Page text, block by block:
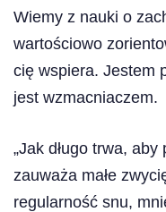
Wiemy z nauki o
wartościowo
cię wspiera. Jestem
jest wzmacniaczem.
„Jak długo trwa,
zauważa małe
regularność snu,